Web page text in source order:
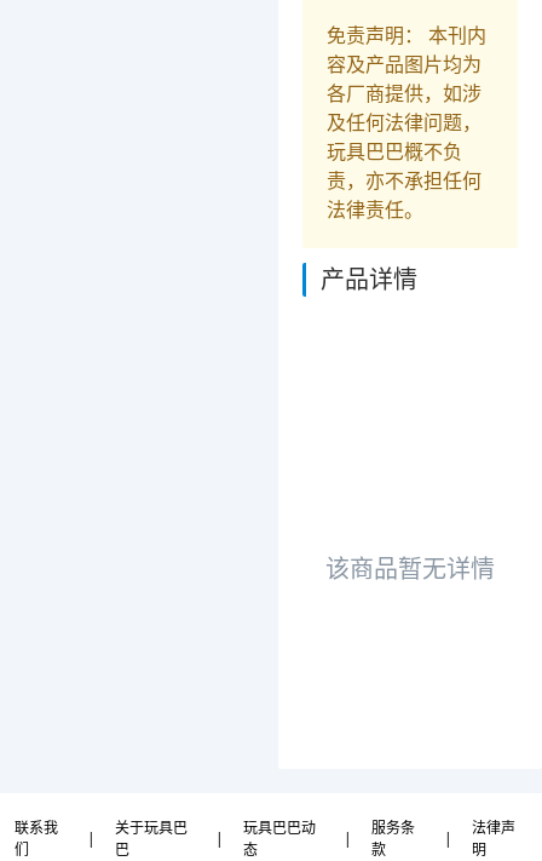
免责声明： 本刊内
容及产品图片均为
各厂商提供，如涉
及任何法律问题，
玩具巴巴概不负
责，亦不承担任何
法律责任。
产品详情
该商品暂无详情
联系我
们
|
关于玩具巴
巴
|
玩具巴巴动
态
|
服务条
款
|
法律声
明